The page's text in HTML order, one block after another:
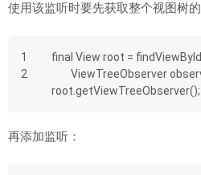
使用该监听时要先获取整个视图树的
1
2
final View root =
root.getViewTreeObserver();
再添加监听：